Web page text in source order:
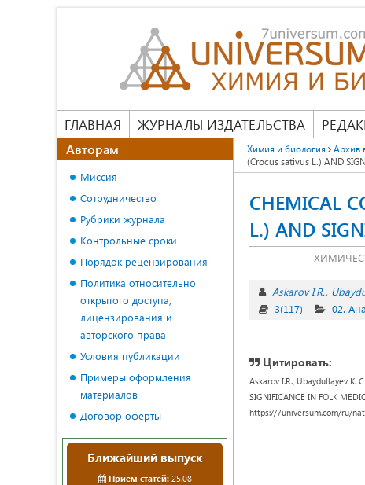
ГЛАВНАЯ ЖУРНАЛЫ ИЗДАТЕЛЬСТВА
Химия и биология Архив
(Crocus sativus L.) AND
CHEMICAL
L.) AND
Askarov I.R.
3(117)
02.
Цитировать:
Askarov I.R., Ubaydullayev K.
SIGNIFICANCE IN FOLK
https://7universum.com/ru/
Авторам
Миссия
Сотрудничество
Рубрики журнала
Контрольные сроки
Порядок рецензирования
Политика относительно
открытого доступа,
лицензирования и
авторского права
Условия публикации
Примеры оформления
материалов
Договор оферты
Ближайший выпуск
Прием статей:25.08